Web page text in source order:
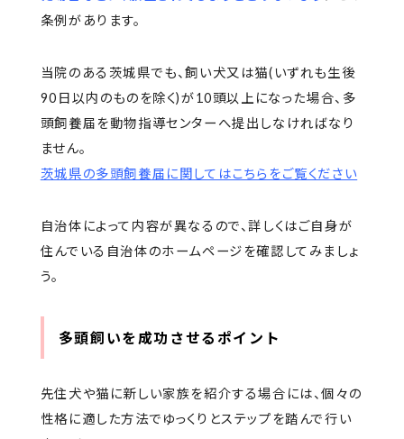
条例があります。
当院のある茨城県でも、飼い犬又は猫(いずれも生後
90日以内のものを除く)が10頭以上になった場合、多
頭飼養届を動物指導センターへ提出しなければなり
ません。
茨城県の多頭飼養届に関してはこちらをご覧ください
自治体によって内容が異なるので、詳しくはご自身が
住んでいる自治体のホームページを確認してみましょ
う。
多頭飼いを成功させるポイント
先住犬や猫に新しい家族を紹介する場合には、個々の
性格に適した方法でゆっくりとステップを踏んで行い